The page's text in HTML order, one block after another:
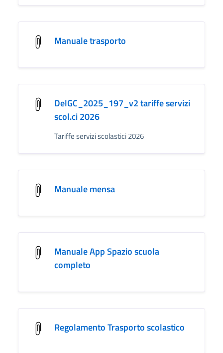
Manuale trasporto
DelGC_2025_197_v2 tariffe servizi
scol.ci 2026
Tariffe servizi scolastici 2026
Manuale mensa
Manuale App Spazio scuola
completo
Regolamento Trasporto scolastico